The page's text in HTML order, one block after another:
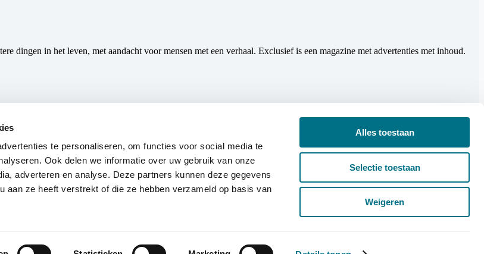
te personaliseren, om functies voor social media te
Ook delen we informatie over uw gebruik van onze
adverteren en analyse. Deze partners kunnen deze gegevens
aan ze heeft verstrekt of die ze hebben verzameld op basis van
Alles toestaan
Selectie toestaan
Weigeren
dingen in het leven, met aandacht voor mensen met een verhaal. Exclusief is een magazine met advertenties met inhoud.